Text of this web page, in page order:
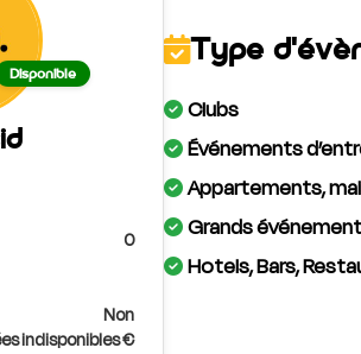
Disponible
0
Non
indisponibles €
Type
Clubs
Événements
Appartements,
Grands
Hotels, Bars,